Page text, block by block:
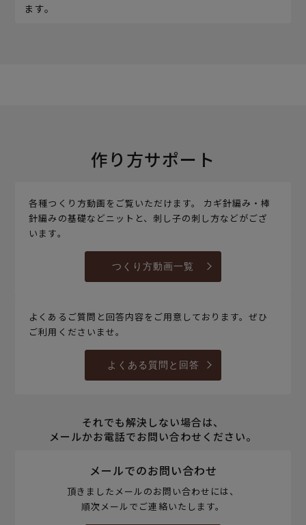
ます。
作り方サポート
各種つくり方動画をご覧いただけます。 カギ針編み・棒
針編みの基礎などニットと、刺し子の刺し方などがござ
います。
つくり方動画一覧
よくあるご質問と回答内容をご用意しております。ぜひ
ご利用くださいませ。
よくある質問と回答
それでも解決しない場合は、
メールかお電話でお問い合わせください。
メールでのお問い合わせ
頂きましたメールのお問い合わせには、
順次メールでご連絡いたします。